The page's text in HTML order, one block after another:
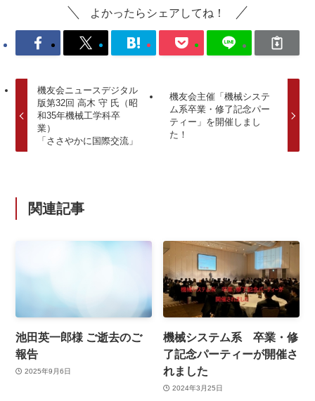
よかったらシェアしてね！
機友会ニュースデジタル
版第32回 高木 守 氏（昭
和35年機械工学科卒
業）
「ささやかに国際交流」
機友会主催「機械システ
ム系卒業・修了記念パー
ティー」を開催しまし
た！
関連記事
池田英一郎様 ご逝去のご
報告
2025年9月6日
機械システム系 卒業・修
了記念パーティーが開催さ
れました
2024年3月25日